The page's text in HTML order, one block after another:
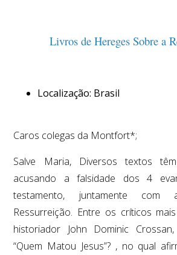
Livros de Hereges Sobre a
Localização: Brasil
Caros colegas da Montfort*;
Salve Maria, Diversos textos
acusando a falsidade dos 4
testamento, juntamente
Ressurreição. Entre os críticos
historiador John Dominic
“Quem Matou Jesus”? , no qual